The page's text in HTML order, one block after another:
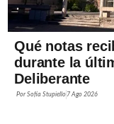
Qué notas
durante la
Deliberante
PorSofía Stupiello 7 Ago 2026